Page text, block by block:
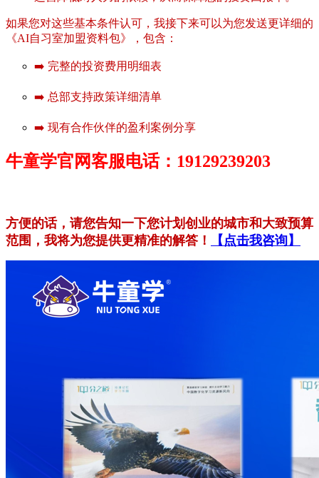
如果您对这些基本条件认可，我接下来可以为您发送更详细的
《AI自习室加盟资料包》，包含：
➡️ 完整的投资费用明细表
➡️ 总部支持政策详细清单
➡️ 现有合作伙伴的盈利案例分享
牛童学官网客服电话：19129239203
方便的话，请您告知一下您计划创业的城市和大致预算
范围，我将为您提供更精准的解答！
【点击我咨询】